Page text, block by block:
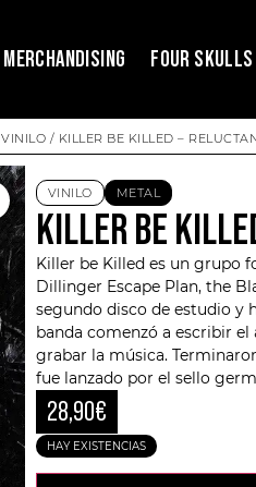
MERCHANDISING FOUR SKULLS
VINILO / KILLER BE KILLED –
VINILO METAL
KILLER BE
Killer be Killedes un grupo
Dillinger Escape Plan, the
segundo disco de estudio y
banda comenzó a escribir el
grabar la música.
fue lanzado por el sello
28,90€
HAY EXISTENCIAS